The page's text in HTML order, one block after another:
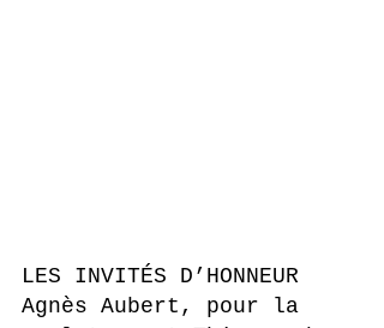
LES INVITÉS D’HONNEUR
Agnès Aubert, pour la